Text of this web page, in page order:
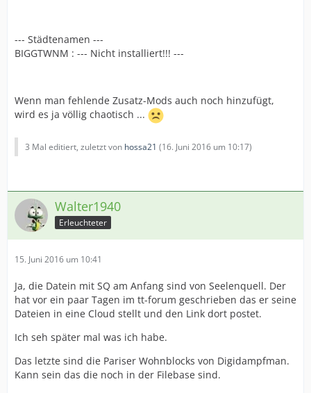
--- Städtenamen ---
BIGGTWNM : --- Nicht installiert!!! ---
Wenn man fehlende Zusatz-Mods auch noch hinzufügt,
wird es ja völlig chaotisch ...
3 Mal editiert, zuletzt von hossa21 (16. Juni 2016 um 10:17)
Walter1940
Erleuchteter
15. Juni 2016 um 10:41
Ja, die Datein mit SQ am Anfang sind von Seelenquell. Der
hat vor ein paar Tagen im tt-forum geschrieben das er seine
Dateien in eine Cloud stellt und den Link dort postet.
Ich seh später mal was ich habe.
Das letzte sind die Pariser Wohnblocks von Digidampfman.
Kann sein das die noch in der Filebase sind.